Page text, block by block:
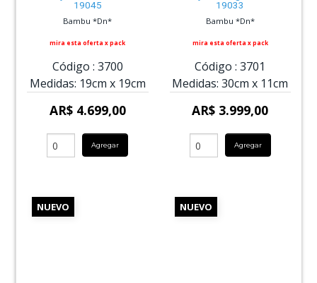
19045
Bambu *Dn*
mira esta oferta x pack
Código : 3700
Medidas: 19cm x 19cm
AR$ 4.699,00
Agregar
19033
Bambu *Dn*
mira esta oferta x pack
Código : 3701
Medidas: 30cm x 11cm
AR$ 3.999,00
Agregar
NUEVO NUEVO